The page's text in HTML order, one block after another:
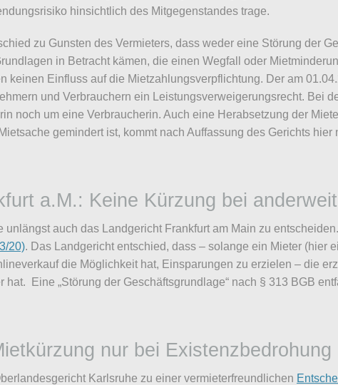
hinsichtlich des Mitgegenstandes trage.
zu Gunsten des Vermieters, dass weder eine Störung der
in Betracht kämen, die einen Wegfall oder
keinen Einfluss auf die Mietzahlungsverpflichtung. Der am
und Verbrauchern ein Leistungsverweigerungsrecht. Bei
noch um eine Verbraucherin. Auch eine Herabsetzung der
gemindert ist, kommt nach Auffassung des Gerichts hier
a.M.: Keine Kürzung bei
unlängst auch das Landgericht Frankfurt am Main zu
20). Das Landgericht entschied, dass – solange ein Mieter (hier
die Möglichkeit hat, Einsparungen zu erzielen – die
Eine „Störung der Geschäftsgrundlage“ nach § 313 BGB
nur bei Existenzbedrohung
Karlsruhe zu einer vermieterfreundlichen